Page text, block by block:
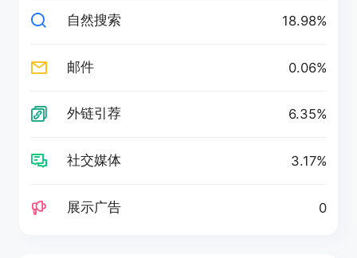
自然搜索 18.98%
邮件 0.06%
外链引荐 6.35%
社交媒体 3.17%
展示广告 0